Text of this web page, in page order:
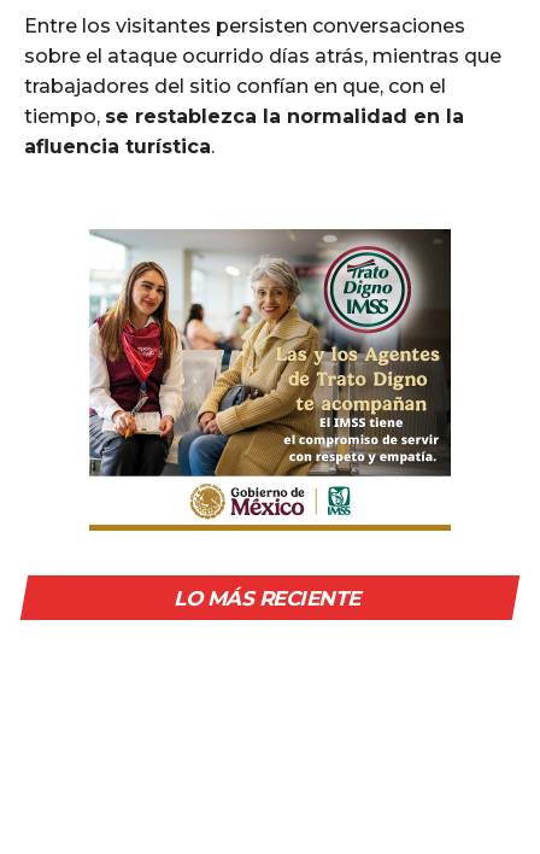
Entre los visitantes persisten conversaciones
sobre el ataque ocurrido días atrás, mientras que
trabajadores del sitio confían en que, con el
tiempo, se restablezca la normalidad en la
afluencia turística.
LO MÁS RECIENTE